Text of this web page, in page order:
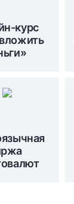
курс